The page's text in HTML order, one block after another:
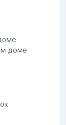
доме